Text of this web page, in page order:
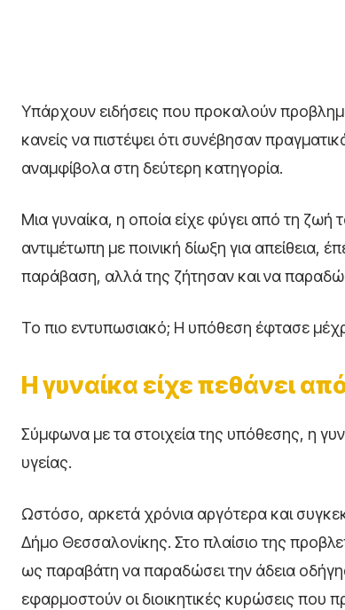
Υπάρχουν ειδήσεις που προκαλούν
κανείς να πιστέψει ότι συνέβησαν
αναμφίβολα στη δεύτερη κατηγορία.
Μια γυναίκα, η οποία είχε φύγει από τη
αντιμέτωπη με ποινική δίωξη για απείθεια,
παράβαση, αλλά της ζήτησαν και να
Το πιο εντυπωσιακό; Η υπόθεση έφτασε
Η γυναίκα είχε πεθάνει
Σύμφωνα με τα στοιχεία της υπόθεσης, η
υγείας.
Ωστόσο, αρκετά χρόνια αργότερα και
Δήμο Θεσσαλονίκης. Στο πλαίσιο της
ως παραβάτη να παραδώσει την άδεια
εφαρμοστούν οι διοικητικές κυρώσεις που